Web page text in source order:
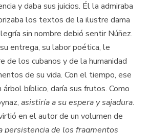
y daba sus juicios. Él la admiraba
los textos de la ilustre dama
sin nombre debió sentir Núñez.
entrega, su labor poética, le
de los cubanos y de la humanidad
de su vida. Con el tiempo, ese
árbol bíblico, daría sus frutos. Como
asistiría a su espera y sajadura.
en el autor de un volumen de
persistencia de los fragmentos